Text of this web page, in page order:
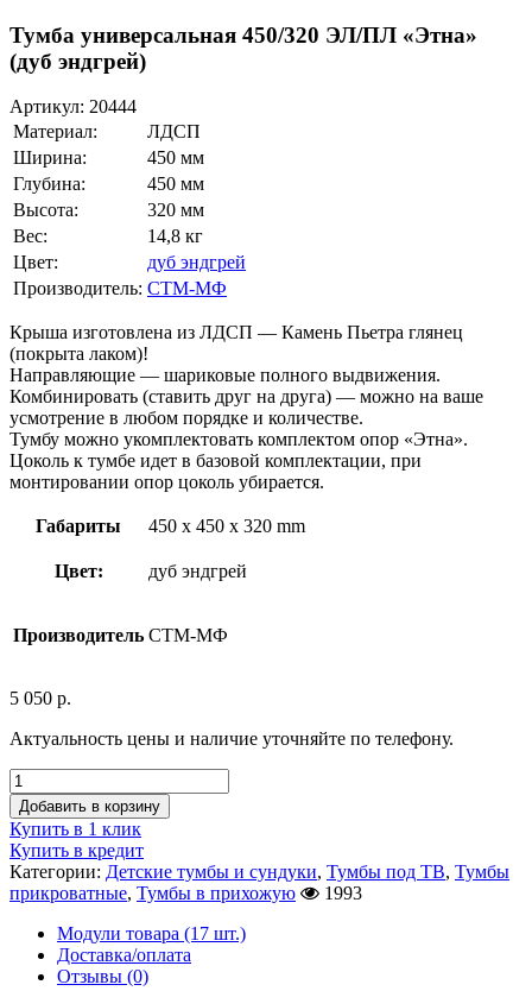
Тумба универсальная 450/320 ЭЛ/ПЛ «Этна»
(дуб эндгрей)
Артикул: 20444
Материал:
ЛДСП
Ширина:
450 мм
Глубина:
450 мм
Высота:
320 мм
Вес:
14,8 кг
Цвет:
дуб эндгрей
Производитель: СТМ-МФ
Крыша изготовлена из ЛДСП — Камень Пьетра глянец
(покрыта лаком)!
Направляющие — шариковые полного выдвижения.
Комбинировать (ставить друг на друга) — можно на ваше
усмотрение в любом порядке и количестве.
Тумбу можно укомплектовать комплектом опор «Этна».
Цоколь к тумбе идет в базовой комплектации, при
монтировании опор цоколь убирается.
Габариты 450 x 450 x 320 mm
Цвет: дуб эндгрей
Производитель СТМ-МФ
5 050 р.
Актуальность цены и наличие уточняйте по телефону.
Добавить в корзину
Купить в 1 клик
Купить в кредит
Категории: Детские тумбы и сундуки, Тумбы под ТВ, Тумбы
прикроватные, Тумбы в прихожую
1993
Модули товара (17 шт.)
Доставка/оплата
Отзывы (0)